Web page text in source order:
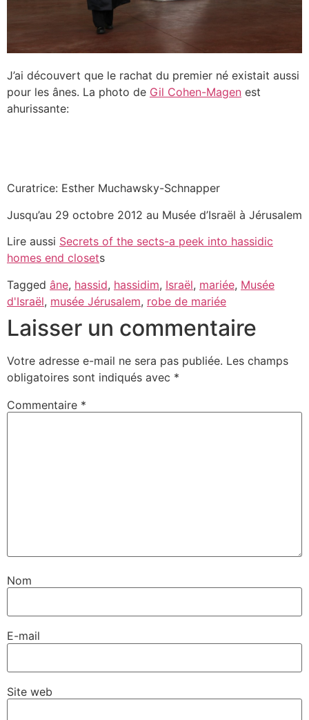
J’ai découvert que le rachat du premier né existait aussi
pour les ânes. La photo de Gil Cohen-Magen est
ahurissante:
Curatrice: Esther Muchawsky-Schnapper
Jusqu’au 29 octobre 2012 au Musée d’Israël à Jérusalem
Lire aussi Secrets of the sects-a peek into hassidic
homes end closets
Tagged âne, hassid, hassidim, Israël, mariée, Musée
d'Israël, musée Jérusalem, robe de mariée
Laisser un commentaire
Votre adresse e-mail ne sera pas publiée. Les champs
obligatoires sont indiqués avec *
Commentaire *
Nom
E-mail
Site web